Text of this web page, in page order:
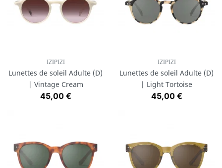
IZIPIZI
Lunettes de soleil Adulte (D)
| Vintage Cream
Prix
45,00 €
IZIPIZI
Lunettes de soleil Adulte (D)
| Light Tortoise
Prix
45,00 €